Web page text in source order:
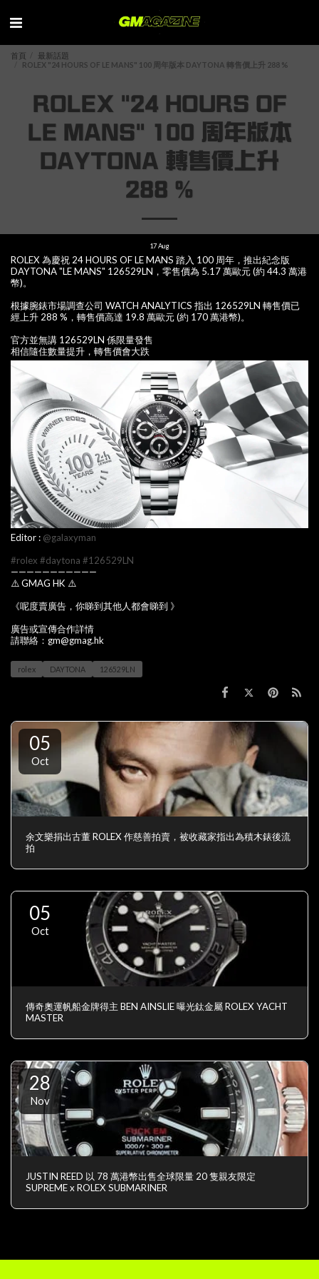
首頁
最新話題
ROLEX "24 HOURS OF LE MANS" 100 周年版本 DAYTONA 轉售價上升 288 %
ROLEX "24 HOURS OF
LE MANS" 100 周年版本
DAYTONA 轉售價上升
288 %
17Aug
ROLEX 為慶祝 24 HOURS OF LE MANS 踏入 100 周年，推出紀念版
DAYTONA "LE MANS" 126529LN，零售價為 5.17 萬歐元 (約 44.3 萬港
幣)。
根據腕錶市場調查公司 WATCH ANALYTICS 指出 126529LN 轉售價已
經上升 288 %，轉售價高達 19.8 萬歐元 (約 170 萬港幣)。
官方並無講 126529LN 係限量發售
相信隨住數量提升，轉售價會大跌
Editor : @galaxyman
#rolex #daytona #126529LN
———————————
⚠️ GMAG HK ⚠️
《呢度賣廣告，你睇到其他人都會睇到 》
廣告或宣傳合作詳情
請聯絡：gm@gmag.hk
rolex DAYTONA 126529LN
05
Oct
余文樂捐出古董 ROLEX 作慈善拍賣，被收藏家指出為積木錶後流
拍
05
Oct
傳奇奧運帆船金牌得主 BEN AINSLIE 曝光鈦金屬 ROLEX YACHT
MASTER
28
Nov
JUSTIN REED 以 78 萬港幣出售全球限量 20 隻親友限定
SUPREME x ROLEX SUBMARINER